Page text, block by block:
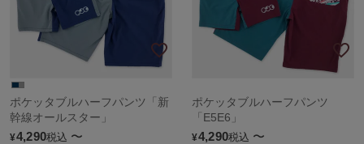
ポケッタブルハーフパンツ「新
幹線オールスター」
¥4,290税込 〜
ポケッタブルハーフパンツ
「E5E6」
¥4,290税込 〜